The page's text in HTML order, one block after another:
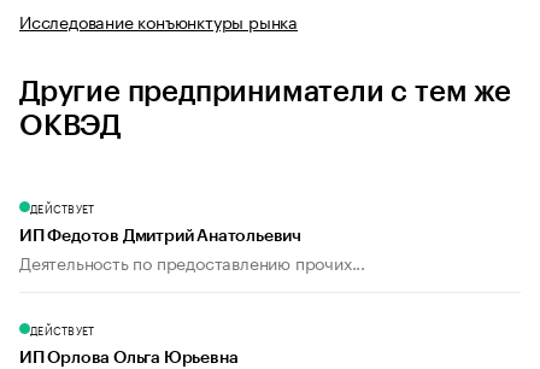
Исследование конъюнктуры рынка
Другие предприниматели с тем же
ОКВЭД
ДЕЙСТВУЕТ
ИП Федотов Дмитрий Анатольевич
Деятельность по предоставлению прочих...
ДЕЙСТВУЕТ
ИП Орлова Ольга Юрьевна